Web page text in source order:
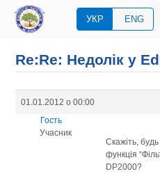
УКР ENG
Re:Re: Недолік у
01.01.2012 о 00:00
Гость
Учасник
Скажіть,
функція
DP2000?